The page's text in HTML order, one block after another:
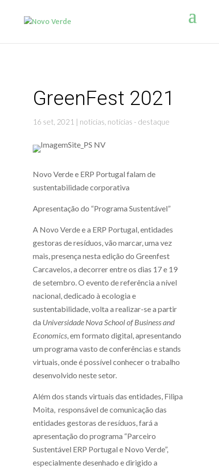
GreenFest 2021
16 set, 2021 | noticias, notícias - destaque
Novo Verde e ERP Portugal falam de
sustentabilidade corporativa
Apresentação do “Programa Sustentável”
A Novo Verde e a ERP Portugal, entidades
gestoras de resíduos, vão marcar, uma vez
mais, presença nesta edição do Greenfest
Carcavelos, a decorrer entre os dias 17 e 19
de setembro. O evento de referência a nível
nacional, dedicado à ecologia e
sustentabilidade, volta a realizar-se a partir
da Universidade Nova School of Business and
Economics, em formato digital, apresentando
um programa vasto de conferências e stands
virtuais, onde é possível conhecer o trabalho
desenvolvido neste setor.
Além dos stands virtuais das entidades, Filipa
Moita, responsável de comunicação das
entidades gestoras de resíduos, fará a
apresentação do programa “Parceiro
Sustentável ERP Portugal e Novo Verde”,
especialmente desenhado e dirigido a